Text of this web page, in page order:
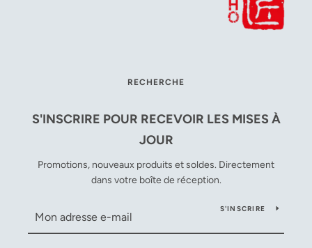
RECHERCHE
S'INSCRIRE POUR RECEVOIR LES MISES À
JOUR
Promotions, nouveaux produits et soldes. Directement
dans votre boîte de réception.
S'INSCRIRE